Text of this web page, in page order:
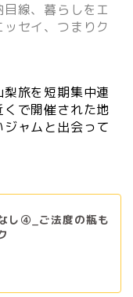
線、暮らしをエ
セイ、つまりク
旅を短期集中連
で開催された地
ャムと出会って
し④_ご法度の瓶も